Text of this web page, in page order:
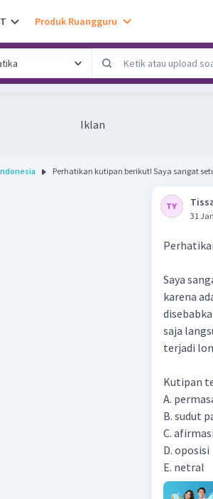
Produk Ruangguru
Iklan
Perhatikan kutipan berikut! Saya
31
Saya
karena
saja
terjadi
Kutipan
A.
B. sudut
C. afirmasi
D. oposisi
E. netral